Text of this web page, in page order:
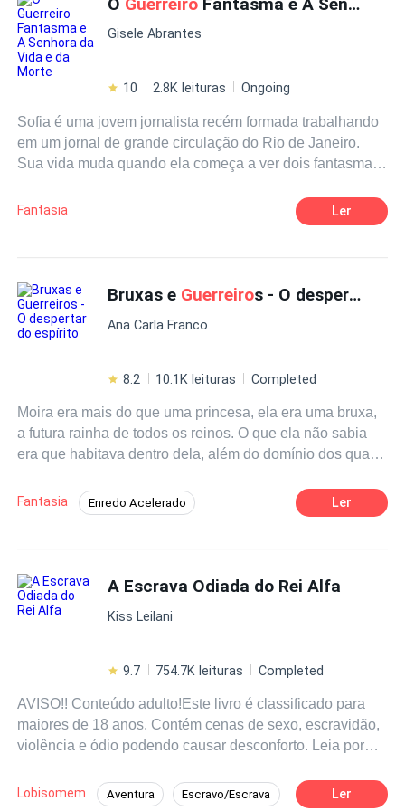
acontecer, até que seu destino revela-se diante da sua
realeza em forma de um valente marciano, que tem como
dever tomá-la, para não deixa-la sucumbir a profecia da
bruxa aos seus companheiros de luta.
Realeza Drama Aventura
Gisele Abrantes
10 2.8K leituras Ongoing
Sofia é uma jovem jornalista recém formada trabalhando
em um jornal de grande circulação do Rio de Janeiro.
Sua vida muda quando ela começa a ver dois fantasmas
particularmente charmoso e faz com que ela descubra
muito mais do que um passado como uma poderosa
Fantasia Ler
Bruxas e Guerreiros - O despertar do espírito
Ana Carla Franco
8.2 10.1K leituras Completed
Moira era mais do que uma princesa, ela era uma bruxa,
a futura rainha de todos os reinos. O que ela não sabia
era que habitava dentro dela, além do domínio dos quatro
não só podia controlar elementos, mas tudo e todos ao
seu redor. Para o bem ou para o mal. Moira terá que se
a gente menos espera - nas guerras. Qual escolha Moira
irá fazer? O que o destino reserva para ela e os
Fantasia Enredo Acelerado
Ação Aventura Realeza
Ler
A Escrava Odiada do Rei Alfa
Kiss Leilani
9.7 754.7K leituras Completed
AVISO!! Conteúdo adulto!Este livro é classificado para
maiores de 18 anos. Contém cenas de sexo, escravidão,
violência e ódio podendo causar desconforto. Leia por
mais do que tudo no mundo, porque ela é a filha do Rei
Lobisomem Aventura Escravo/Escrava Ler